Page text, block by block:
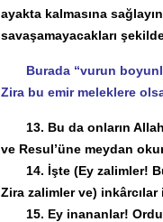
ayakta kalmasına
savaşamayacakları
Burada “vurun
Zira bu emir meleklere
13. Bu da onların
ve Resul’üne meydan
14. İşte (Ey zalimler! Bu
Zira zalimler ve) inkârcılar
15. Ey inananlar! Ordu